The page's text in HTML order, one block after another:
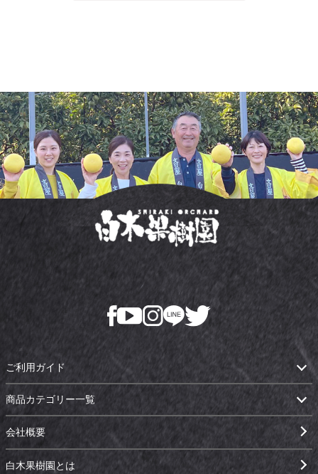
ご利用ガイド
商品カテゴリー一覧
会社概要
白木果樹園とは